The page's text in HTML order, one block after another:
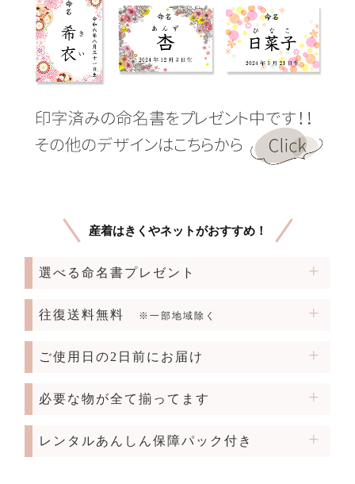
産着はきくやネットがおすすめ！
選べる命名書プレゼント
往復送料無料 ※一部地域除く
ご使用日の2日前にお届け
必要な物が全て揃ってます
レンタルあんしん保障パック付き